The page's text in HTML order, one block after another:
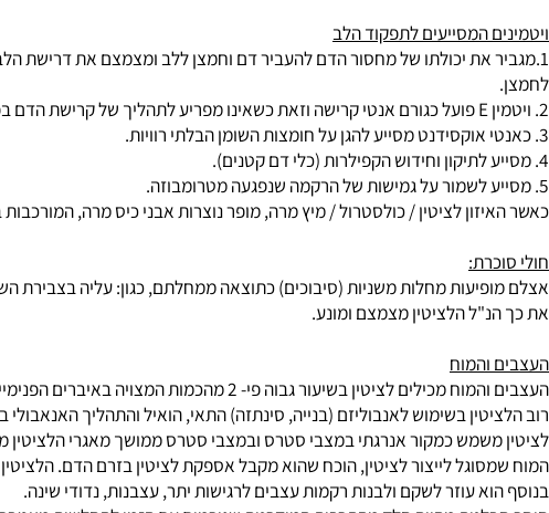
שאדם ילקה בטרומבוזה גודל כאשר תפריטו מכיל הרבה שומנים רווים, גם
כמתחלב המפריד שומן לחלקיקים זעירים. כשהוא מסלק את החלקיקים
המסייעים לתפקוד הלב
לציטין / כולסטרול / מיץ מרה, מופר נוצרות אבני כיס מרה, המורכבות
מחלות משניות (סיבוכים) כתוצאה ממחלתם, כגון: עליה בצבירת השומן
הלציטין מצמצם ומונע.
לציטין בשיעור גבוה פי- 2 מהכמות המצויה באיברים הפנימיים.